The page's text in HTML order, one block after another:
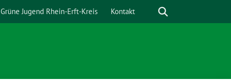
Grüne Jugend Rhein-Erft-Kreis Kontakt Suche